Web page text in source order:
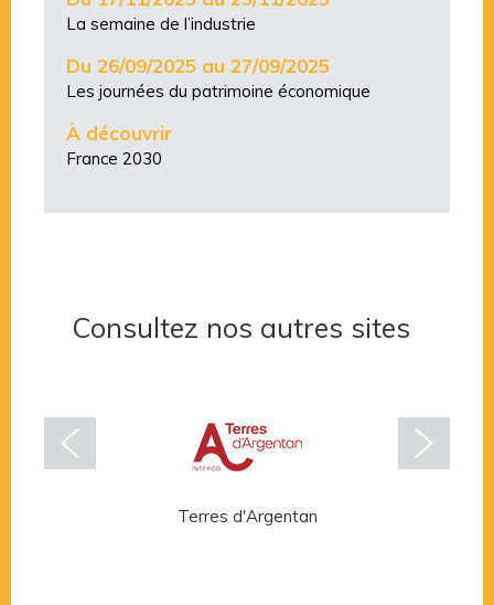
La semaine de l’industrie
Du 26/09/2025 au 27/09/2025
Les journées du patrimoine économique
À découvrir
France 2030
Consultez nos autres sites
Terres d'Argentan